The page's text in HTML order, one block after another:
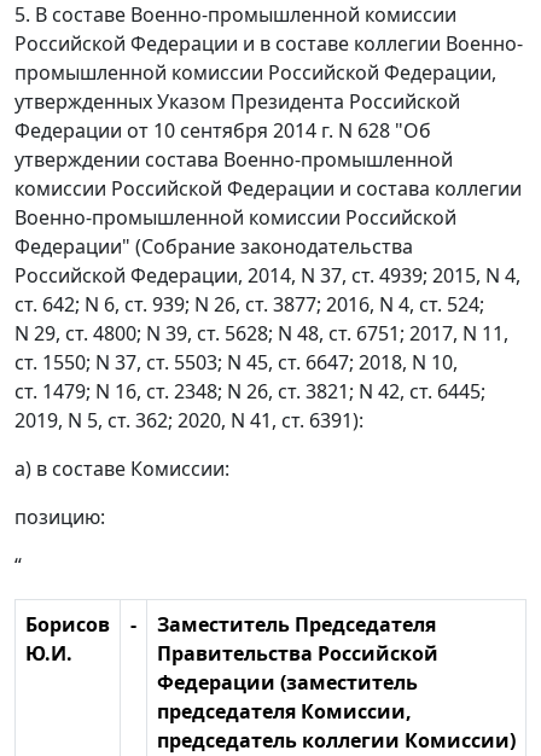
5. В составе Военно-промышленной комиссии
Российской Федерации и в составе коллегии Военно-
промышленной комиссии Российской Федерации,
утвержденных Указом Президента Российской
Федерации от 10 сентября 2014 г. N 628 "Об
утверждении состава Военно-промышленной
комиссии Российской Федерации и состава коллегии
Военно-промышленной комиссии Российской
Федерации" (Собрание законодательства
Российской Федерации, 2014, N 37, ст. 4939; 2015, N 4,
ст. 642; N 6, ст. 939; N 26, ст. 3877; 2016, N 4, ст. 524;
N 29, ст. 4800; N 39, ст. 5628; N 48, ст. 6751; 2017, N 11,
ст. 1550; N 37, ст. 5503; N 45, ст. 6647; 2018, N 10,
ст. 1479; N 16, ст. 2348; N 26, ст. 3821; N 42, ст. 6445;
2019, N 5, ст. 362; 2020, N 41, ст. 6391):
а) в составе Комиссии:
позицию:
“
Борисов
Ю.И.
-
Заместитель Председателя
Правительства Российской
Федерации (заместитель
председателя Комиссии,
председатель коллегии Комиссии)